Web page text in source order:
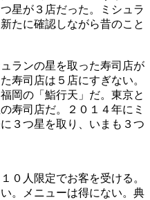
星が３店だった。ミシュラ
たに確認しながら昔のこと
ランの星を取った寿司店が
寿司店は５店にすぎない。
岡の「鮨行天」だ。東京と
寿司店だ。２０１４年にミ
３つ星を取り、いまも３つ
０人限定でお客を受ける。
。メニューは得にない。典